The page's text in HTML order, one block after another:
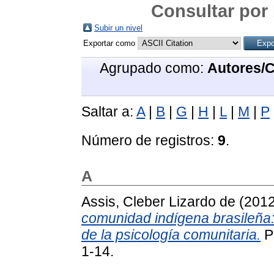
Consultar
Subir un nivel
Exportar como
Agrupado como: Autores/
Saltar a: A| B | G | H | L | M | P
Número de registros: 9.
A
Assis, Cleber Lizardo de
comunidad indígena
de la psicología comunitaria.
1-14.